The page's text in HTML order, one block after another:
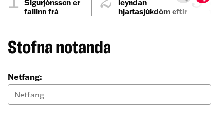
Sigurjónsson er
fallinn frá
leyndan
hjartasjúkdóm eftir
Stofna notanda
Netfang: